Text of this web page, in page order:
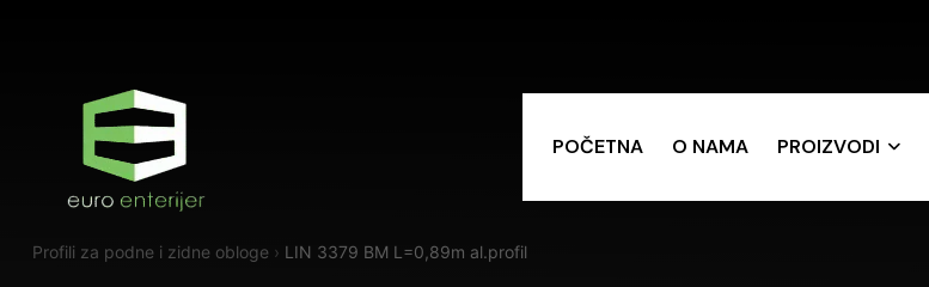
POČETNA O NAMA PROIZVODI
Profili za podne i zidne obloge › LIN 3379 BM L=0,89m al.profil